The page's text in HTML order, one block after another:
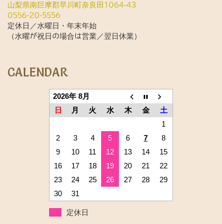
山梨県南巨摩郡早川町奈良田1064-43
0556-20-5556
定休日／水曜日・年末年始
（水曜が祝日の場合は営業／翌日休業）
CALENDAR
2026年 8月
日
月 火 水 木 金
土
1
2
3 4 5 6 7
8
9
10 11 12 13 14
15
16
17 18 19 20 21
22
23
24 25 26 27 28
29
30
31
定休日